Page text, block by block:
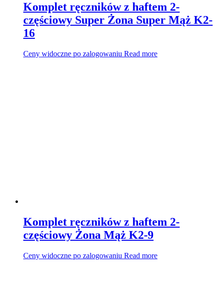
Komplet ręczników z haftem 2-
częściowy Super Żona Super Mąż K2-
16
Ceny widoczne po zalogowaniu Read more
Komplet ręczników z haftem 2-
częściowy Żona Mąż K2-9
Ceny widoczne po zalogowaniu Read more